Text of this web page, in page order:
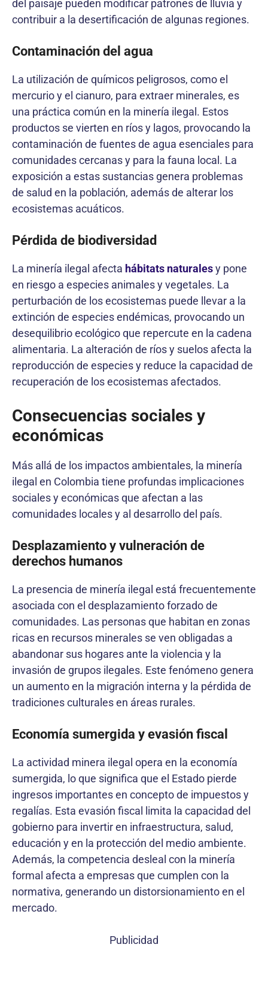
del paisaje pueden modificar patrones de lluvia y
contribuir a la desertificación de algunas regiones.
Contaminación del agua
La utilización de químicos peligrosos, como el
mercurio y el cianuro, para extraer minerales, es
una práctica común en la minería ilegal. Estos
productos se vierten en ríos y lagos, provocando la
contaminación de fuentes de agua esenciales para
comunidades cercanas y para la fauna local. La
exposición a estas sustancias genera problemas
de salud en la población, además de alterar los
ecosistemas acuáticos.
Pérdida de biodiversidad
La minería ilegal afecta hábitats naturalesy pone
en riesgo a especies animales y vegetales. La
perturbación de los ecosistemas puede llevar a la
extinción de especies endémicas, provocando un
desequilibrio ecológico que repercute en la cadena
alimentaria. La alteración de ríos y suelos afecta la
reproducción de especies y reduce la capacidad de
recuperación de los ecosistemas afectados.
Consecuencias sociales y
económicas
Más allá de los impactos ambientales, la minería
ilegal en Colombia tiene profundas implicaciones
sociales y económicas que afectan a las
comunidades locales y al desarrollo del país.
Desplazamiento y vulneración de
derechos humanos
La presencia de minería ilegal está frecuentemente
asociada con el desplazamiento forzado de
comunidades. Las personas que habitan en zonas
ricas en recursos minerales se ven obligadas a
abandonar sus hogares ante la violencia y la
invasión de grupos ilegales. Este fenómeno genera
un aumento en la migración interna y la pérdida de
tradiciones culturales en áreas rurales.
Economía sumergida y evasión fiscal
La actividad minera ilegal opera en la economía
sumergida, lo que significa que el Estado pierde
ingresos importantes en concepto de impuestos y
regalías. Esta evasión fiscal limita la capacidad del
gobierno para invertir en infraestructura, salud,
educación y en la protección del medio ambiente.
Además, la competencia desleal con la minería
formal afecta a empresas que cumplen con la
normativa, generando un distorsionamiento en el
mercado.
Publicidad